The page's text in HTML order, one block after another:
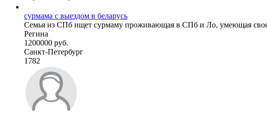
сурмама с выездом в беларусь
Семья из СПб ищет сурмаму проживающая в СПб и Ло, умеющая
Регина
1200000 руб.
Санкт-Петербург
1782